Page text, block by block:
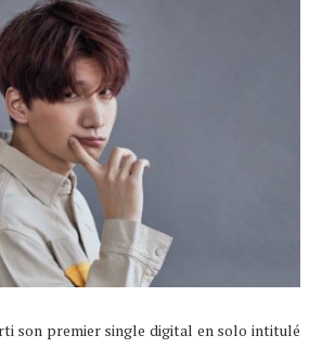
son premier single digital en solo intitulé